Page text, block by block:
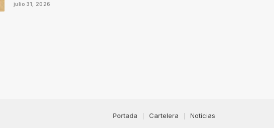
julio 31, 2026
Portada Cartelera Noticias